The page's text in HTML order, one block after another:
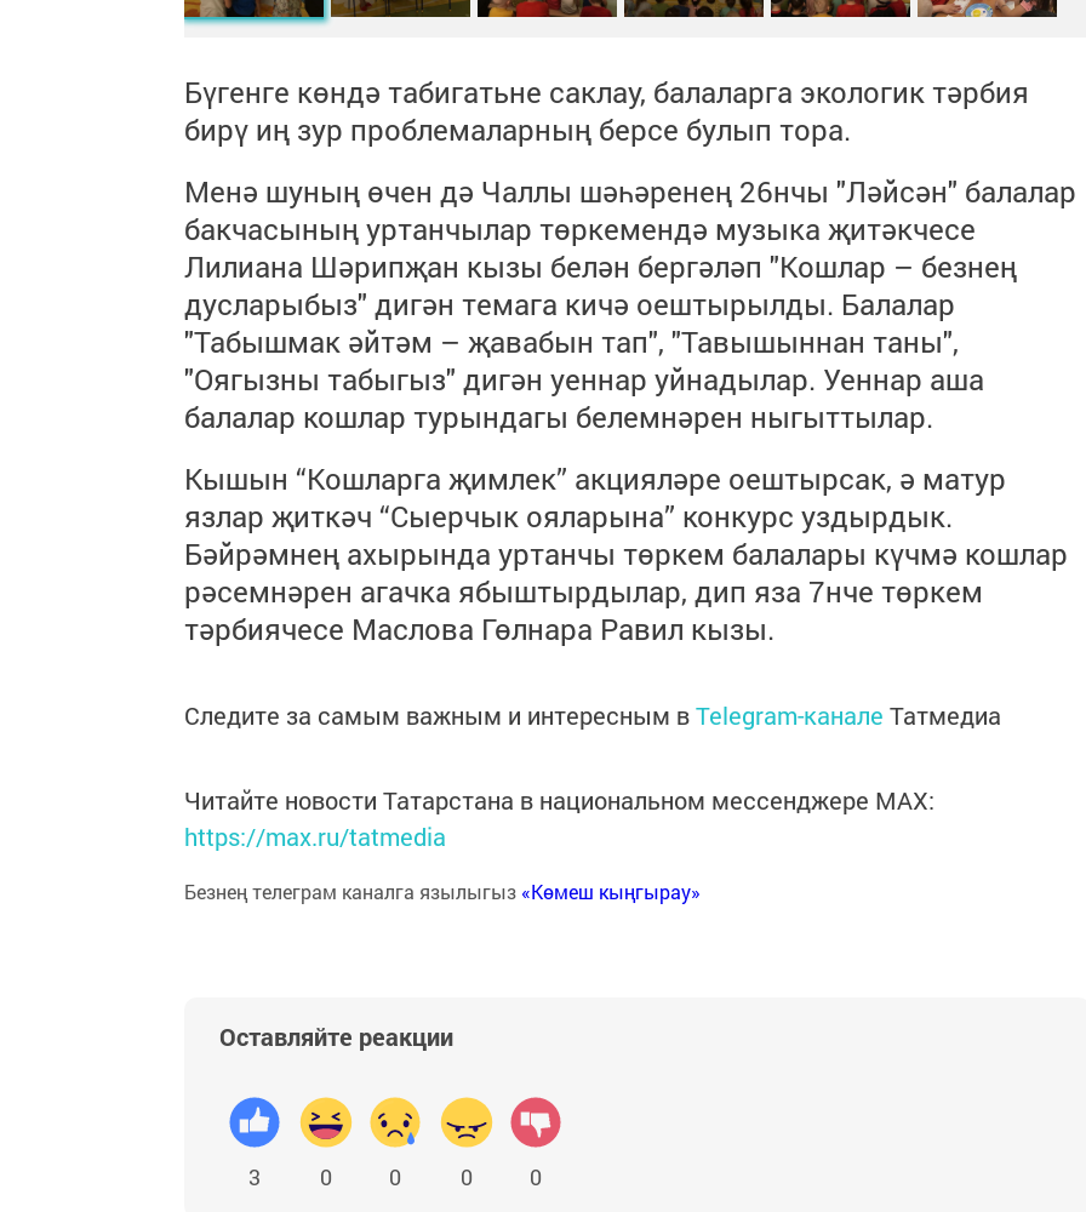
Бүгенге көндә табигатьне саклау, балаларга экологик тәрбия
бирү иң зур проблемаларның берсе булып тора.
Менә шуның өчен дә Чаллы шәһәренең 26нчы "Ләйсән" балалар
бакчасының уртанчылар төркемендә музыка җитәкчесе
Лилиана Шәрипҗан кызы белән бергәләп "Кошлар – безнең
дусларыбыз" дигән темага кичә оештырылды. Балалар
"Табышмак әйтәм – җавабын тап", "Тавышыннан таны",
"Оягызны табыгыз" дигән уеннар уйнадылар. Уеннар аша
балалар кошлар турындагы белемнәрен ныгыттылар.
Кышын “Кошларга җимлек” акцияләре оештырсак, ә матур
язлар җиткәч “Сыерчык ояларына” конкурс уздырдык.
Бәйрәмнең ахырында уртанчы төркем балалары күчмә кошлар
рәсемнәрен агачка ябыштырдылар, дип яза 7нче төркем
тәрбиячесе Маслова Гөлнара Равил кызы.
Следите за самым важным и интересным вTelegram-канале Татмедиа
Читайте новости Татарстана в национальном мессенджере MАХ:
https://max.ru/tatmedia
Безнең телеграм каналга язылыгыз «Көмеш кыңгырау»
Оставляйте реакции
3 0 0 0 0